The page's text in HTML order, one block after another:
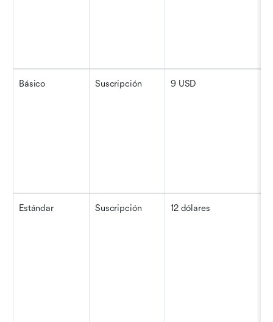
Básico Suscripción 9 USD
Estándar Suscripción 12 dólares